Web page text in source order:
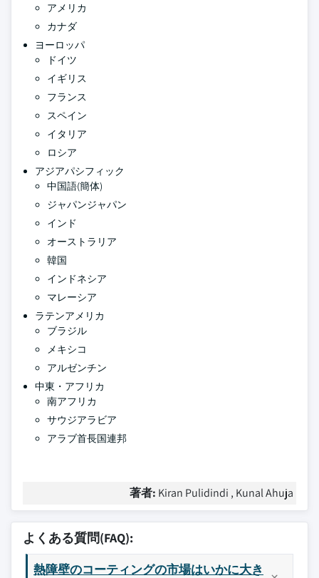
アメリカ
カナダ
ヨーロッパ
ドイツ
イギリス
フランス
スペイン
イタリア
ロシア
アジアパシフィック
中国語(簡体)
ジャパンジャパン
インド
オーストラリア
韓国
インドネシア
マレーシア
ラテンアメリカ
ブラジル
メキシコ
アルゼンチン
中東・アフリカ
南アフリカ
サウジアラビア
アラブ首長国連邦
著者: Kiran Pulidindi , Kunal Ahuja
よくある質問(FAQ):
熱障壁のコーティングの市場はいかに大き